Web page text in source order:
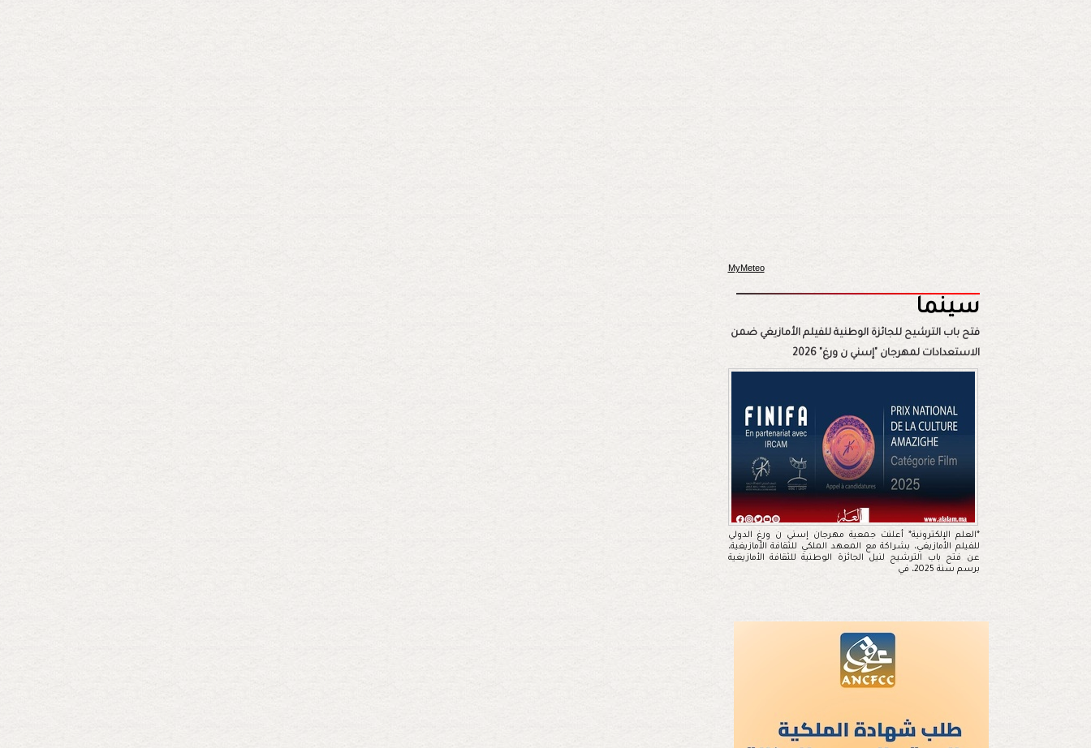
MyMeteo
سينما
فتح باب الترشيح للجائزة الوطنية للفيلم الأمازيغي ضمن
الاستعدادات لمهرجان "إسني ن ورغ" 2026
*العلم الإلكترونية* أعلنت جمعية مهرجان إسني ن ورغ الدولي
للفيلم الأمازيغي، بشراكة مع المعهد الملكي للثقافة الأمازيغية،
عن فتح باب الترشيح لنيل الجائزة الوطنية للثقافة الأمازيغية
برسم سنة 2025، في